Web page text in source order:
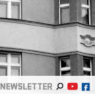
NEWSLETTER